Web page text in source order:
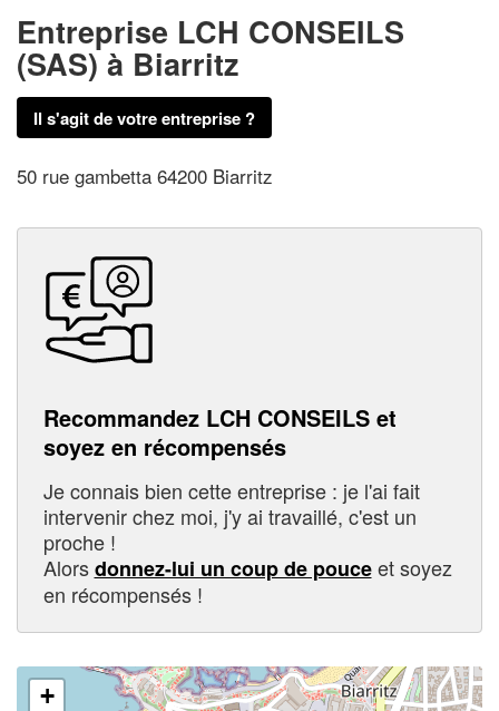
Entreprise LCH CONSEILS
(SAS)à Biarritz
Il s'agit de votre entreprise ?
50 rue gambetta 64200 Biarritz
Recommandez LCH CONSEILS et
soyez en récompensés
Je connais bien cette entreprise : je l'ai fait
intervenir chez moi, j'y ai travaillé, c'est un
proche !
Alorsdonnez-lui un coup de pouceet soyez
en récompensés !
+